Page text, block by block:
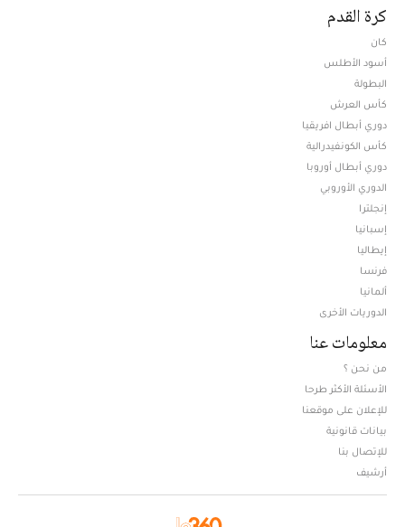
كرة القدم
كان
أسود الأطلس
البطولة
كأس العرش
دوري أبطال افريقيا
كأس الكونفيدرالية
دوري أبطال أوروبا
الدوري الأوروبي
إنجلترا
إسبانيا
إيطاليا
فرنسا
ألمانيا
الدوريات الأخرى
معلومات عنا
من نحن ؟
الأسئلة الأكثر طرحا
للإعلان على موقعنا
بيانات قانونية
للإتصال بنا
أرشيف